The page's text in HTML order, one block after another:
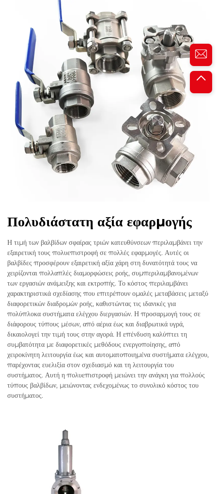
Πολυδιάστατη αξία εφαρμογής
Η τιμή των βαλβίδων σφαίρας τριών κατευθύνσεων περιλαμβάνει την
εξαιρετική τους πολυεπιστροφή σε πολλές εφαρμογές. Αυτές οι
βαλβίδες προσφέρουν εξαιρετική αξία χάρη στη δυνατότητά τους να
χειρίζονται πολλαπλές διαμορφώσεις ροής, συμπεριλαμβανομένων
των εργασιών ανάμειξης και εκτροπής. Το κόστος περιλαμβάνει
χαρακτηριστικά σχεδίασης που επιτρέπουν ομαλές μεταβάσεις μεταξύ
διαφορετικών διαδρομών ροής, καθιστώντας τις ιδανικές για
πολύπλοκα συστήματα ελέγχου διεργασιών. Η προσαρμογή τους σε
διάφορους τύπους μέσων, από αέρια έως και διαβρωτικά υγρά,
δικαιολογεί την τιμή τους στην αγορά. Η επένδυση καλύπτει τη
συμβατότητα με διαφορετικές μεθόδους ενεργοποίησης, από
χειροκίνητη λειτουργία έως και αυτοματοποιημένα συστήματα ελέγχου,
παρέχοντας ευελιξία στον σχεδιασμό και τη λειτουργία του
συστήματος. Αυτή η πολυεπιστροφή μειώνει την ανάγκη για πολλούς
τύπους βαλβίδων, μειώνοντας ενδεχομένως το συνολικό κόστος του
συστήματος.